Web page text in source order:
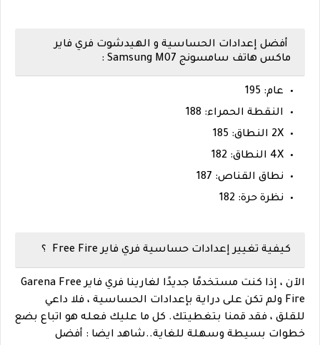
أفضل إعدادات الحساسية و الهيدشوت فري فاير
ماكس هاتف سامسونج Samsung M07 :
عام: 195
النقطة الحمراء: 188
2X النطاق: 185
4X النطاق: 182
نطاق القناص: 187
نظرة حرة: 182
كيفية تغيير إعدادات حساسية فري فاير Free Fire ؟
الآن ، إذا كنت مستخدمًا جديدًا لغارينا فري فاير Garena Free
Fire ولم تكن على دراية بإعدادات الحساسية ، فلا داعي
للقلق ، فقد قمنا بتغطيتك. كل ما عليك فعله هو اتباع بضع
خطوات بسيطة وسهلة للغاية..شاهد ايضا : أفضل